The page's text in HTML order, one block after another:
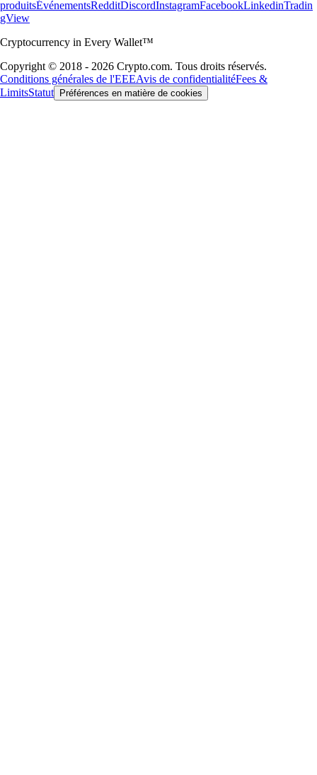
produitsÉvénementsRedditDiscordInstagramFacebookLinkedinTradin
gView
Cryptocurrency in Every Wallet™
Copyright © 2018 - 2026 Crypto.com. Tous droits réservés.
Conditions générales de l'EEEAvis de confidentialitéFees &
LimitsStatut Préférences en matière de cookies